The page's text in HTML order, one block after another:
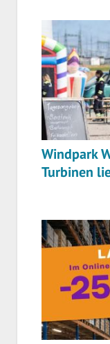
Windpark
Turbinen